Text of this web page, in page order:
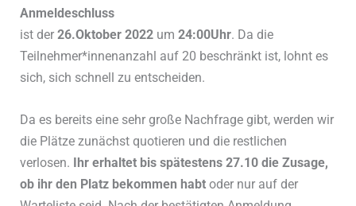
Anmeldeschluss
ist der26.Oktober 2022 um24:00Uhr. Da die
Teilnehmer*innenanzahl auf 20 beschränkt ist, lohnt es
sich, sich schnell zu entscheiden.
Da es bereits eine sehr große Nachfrage gibt, werden wir
die Plätze zunächst quotieren und die restlichen
verlosen. Ihr erhaltet bis spätestens 27.10 die Zusage,
ob ihr den Platz bekommen habt oder nur auf der